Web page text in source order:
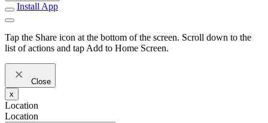
Install App
Tap the Share icon at the bottom of the screen. Scroll down to the
list of actions and tap Add to Home Screen.
Close
x
Location
Location